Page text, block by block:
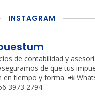
INSTAGRAM
de contabilidad y
de que tus
en tiempo y forma. 📲
3973 2794